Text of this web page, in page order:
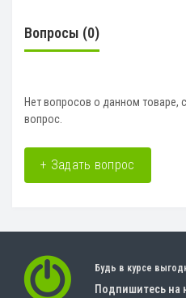
Вопросы (0)
Нет вопросов о данном товаре,
вопрос.
+ Задать вопрос
Будь в курсе
Подпишитесь на